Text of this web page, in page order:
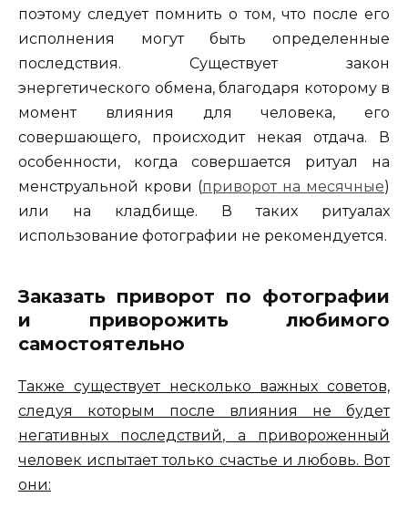
поэтому следует помнить о том, что после его
исполнения могут быть определенные
последствия. Существует закон
энергетического обмена, благодаря которому в
момент влияния для человека, его
совершающего, происходит некая отдача. В
особенности, когда совершается ритуал на
менструальной крови (приворот на месячные)
или на кладбище. В таких ритуалах
использование фотографии не рекомендуется.
Заказать приворот по фотографии
и приворожить любимого
самостоятельно
Также существует несколько важных советов,
следуя которым после влияния не будет
негативных последствий, а привороженный
человек испытает только счастье и любовь. Вот
они: